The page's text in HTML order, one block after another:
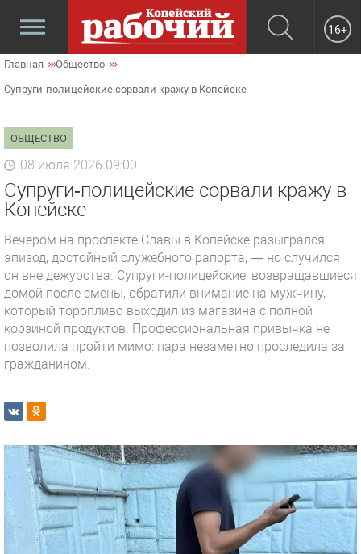
16+
Главная Общество
Супруги‑полицейские сорвали кражу в Копейске
ОБЩЕСТВО
08 июля 2026 09:00
Супруги‑полицейские сорвали кражу в
Копейске
Вечером на проспекте Славы в Копейске разыгрался
эпизод, достойный служебного рапорта, — но случился
он вне дежурства. Супруги‑полицейские, возвращавшиеся
домой после смены, обратили внимание на мужчину,
который торопливо выходил из магазина с полной
корзиной продуктов. Профессиональная привычка не
позволила пройти мимо: пара незаметно проследила за
гражданином.